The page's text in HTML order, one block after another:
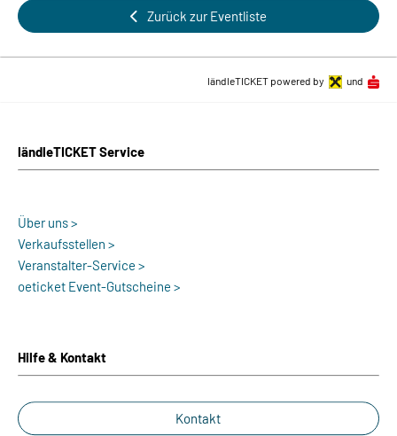
Zurück zur Eventliste
ländleTICKET Service
Über uns >
Verkaufsstellen >
Veranstalter-Service >
oeticket Event-Gutscheine >
Hilfe & Kontakt
Kontakt
ländleTICKET powered by und